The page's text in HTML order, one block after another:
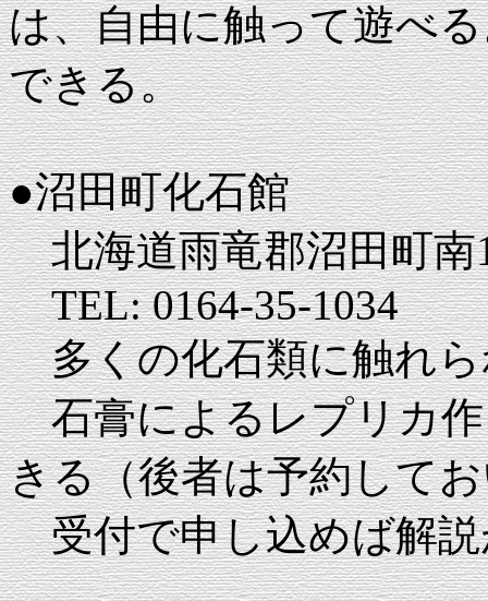
は、自由に触って遊べ
できる。
●沼田町化石館
北海道雨竜郡沼田町南
TEL: 0164-35-1034
多くの化石類に触れら
石膏によるレプリカ作
きる（後者は予約して
受付で申し込めば解説